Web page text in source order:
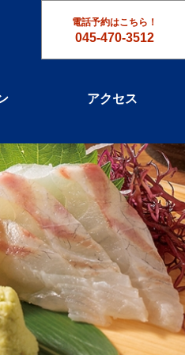
電話予約はこちら！
045-470-3512
アクセス